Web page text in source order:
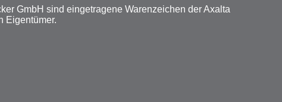
GmbH sind eingetragene Warenzeichen der Axalta
Eigentümer.